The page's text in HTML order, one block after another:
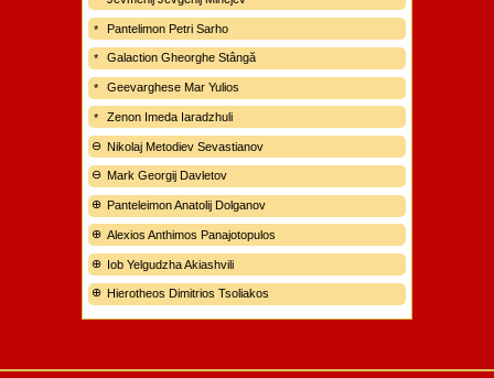
Pantelimon Petri Sarho
Galaction Gheorghe Stângă
Geevarghese Mar Yulios
Zenon Imeda Iaradzhuli
Nikolaj Metodiev Sevastianov
Mark Georgij Davletov
Panteleimon Anatolij Dolganov
Alexios Anthimos Panajotopulos
Iob Yelgudzha Akiashvili
Hierotheos Dimitrios Tsoliakos